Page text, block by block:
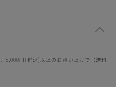
8,000円(税込)以上のお買い上げで【送料